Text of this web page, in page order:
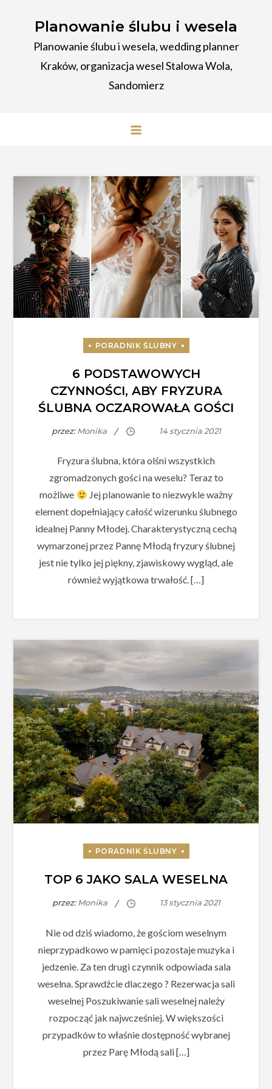
Planowanie ślubu i wesela
Planowanie ślubu i wesela, wedding planner
Kraków, organizacja wesel Stalowa Wola,
Sandomierz
6 PODSTAWOWYCH
CZYNNOŚCI, ABY FRYZURA
ŚLUBNA OCZAROWAŁA GOŚCI
przez:Monika
Fryzura ślubna, która olśni wszystkich
zgromadzonych gości na weselu? Teraz to
możliwe
Jej planowanie to niezwykle ważny
element dopełniający całość wizerunku ślubnego
idealnej Panny Młodej. Charakterystyczną cechą
wymarzonej przez Pannę Młodą fryzury ślubnej
jest nie tylko jej piękny, zjawiskowy wygląd, ale
również wyjątkowa trwałość. […]
TOP 6 JAKO SALA WESELNA
przez:Monika
Nie od dziś wiadomo, że gościom weselnym
nieprzypadkowo w pamięci pozostaje muzyka i
jedzenie. Za ten drugi czynnik odpowiada sala
weselna. Sprawdźcie dlaczego ? Rezerwacja sali
weselnej Poszukiwanie sali weselnej należy
rozpocząć jak najwcześniej. W większości
przypadków to właśnie dostępność wybranej
przez Parę Młodą sali […]